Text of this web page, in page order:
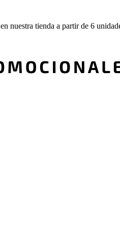
en nuestra tienda a partir de 6